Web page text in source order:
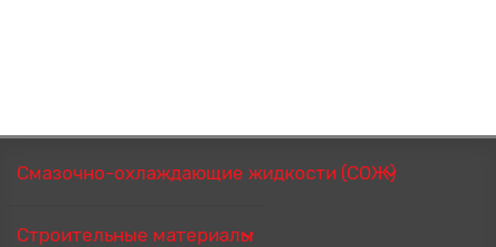
Смазочно-охлаждающие жидкости (СОЖ)
Строительные материалы